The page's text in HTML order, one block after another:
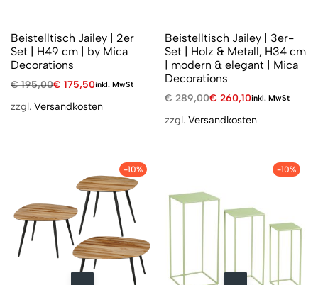
Beistelltisch Jailey | 2er
Set | H49 cm | by Mica
Decorations
€195,00€ 175,50inkl. MwSt
zzgl. Versandkosten
Beistelltisch Jailey | 3er-
Set | Holz & Metall, H34 cm
| modern & elegant | Mica
Decorations
€289,00€ 260,10inkl. MwSt
zzgl. Versandkosten
-10% -10%